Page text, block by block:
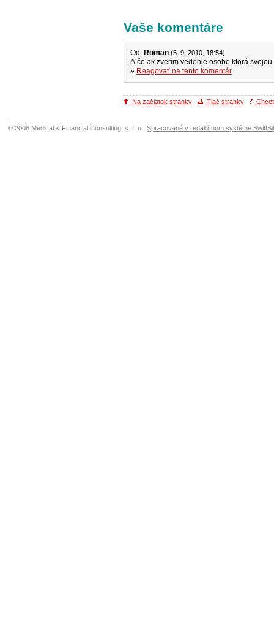
Vaše komentáre
Od: Roman (5. 9. 2010, 18:54)
A čo ak zverím vedenie osobe ktorá
» Reagovať na tento komentár
Na začiatok stránky Tlač stránky
© 2006 Medical & Financial Consulting, s. r. o.. Spracované v redakčnom systéme